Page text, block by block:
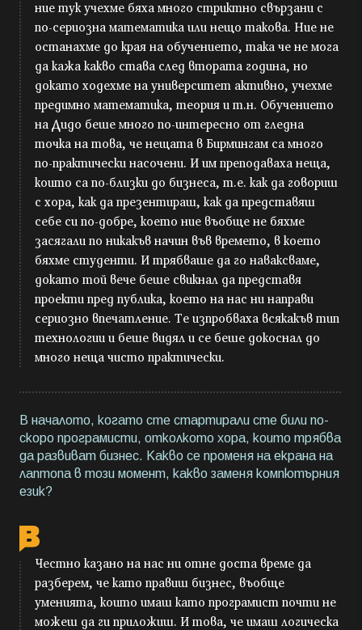
ние тук учехме бяха много стриктно свързани с
по-сериозна математика или нещо такова. Ние не
останахме до края на обучението, така че не мога
да кажа какво става след втората година, но
докато ходехме на университет активно, учехме
предимно математика, теория и т.н. Обучението
на Дидо беше много по-интересно от гледна
точка на това, че нещата в Бирмингам са много
по-практически насочени. И им преподаваха неща,
които са по-близки до бизнеса, т.е. как да говориш
с хора, как да презентираш, как да представяш
себе си по-добре, което ние въобще не бяхме
засягали по никакъв начин във времето, в което
бяхме студенти. И трябваше да го наваксваме,
докато той вече беше свикнал да представя
проекти пред публика, което на нас ни направи
сериозно впечатление. Те изпробваха всякакъв тип
технологии и беше видял и се беше докоснал до
много неща чисто практически.
В началото, когато сте стартирали сте били по-
скоро програмисти, отколкото хора, които трябва
да развиват бизнес. Какво се променя на екрана на
лаптопа в този момент, какво заменя компютърния
език?
Честно казано на нас ни отне доста време да
разберем, че като правиш бизнес, въобще
уменията, които имаш като програмист почти не
можеш да ги приложиш. И това, че имаш логическа